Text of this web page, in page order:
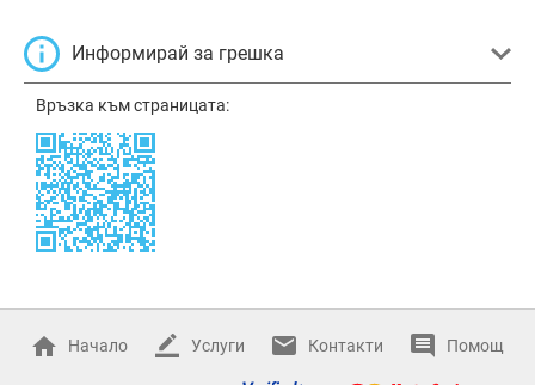
Информирай за грешка
Връзка към страницата:
Начало Услуги Контакти Помощ